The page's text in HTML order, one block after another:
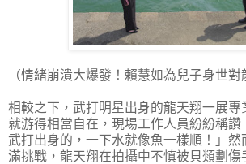
（情緒崩潰大爆發！賴慧如為兒子身世對
相較之下，武打明星出身的龍天翔一展專
就游得相當自在，現場工作人員紛紛稱讚
武打出身的，一下水就像魚一樣順！」然
滿挑戰，龍天翔在拍攝中不慎被貝類劃傷